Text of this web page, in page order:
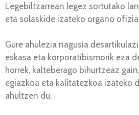
Legebiltzarrean legez sortutako
eta solaskide izateko organo
Gure ahulezia nagusia
eskasa eta korporatibismorik eza
horrek, kalteberago bihurtzeaz
egiazkoa eta kalitatezkoa izateko
ahultzen du.